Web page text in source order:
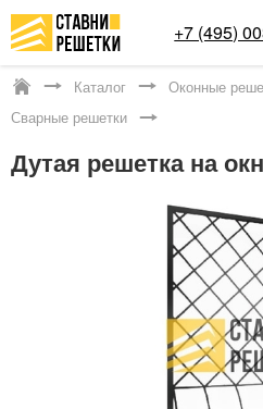
+7 (495)
СТАВНИ НА ОКНА
Каталог
Оконные
Сварные решетки
Дутая решетка на